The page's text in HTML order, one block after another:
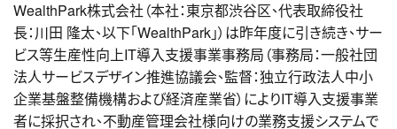
WealthPark株式会社（本社：東京都渋谷区、代表取締役社
長：川田 隆太、以下「WealthPark」）は昨年度に引き続き、サー
ビス等生産性向上IT導入支援事業事務局（事務局：一般社団
法人サービスデザイン推進協議会、監督：独立行政法人中小
企業基盤整備機構および経済産業省）によりIT導入支援事業
者に採択され、不動産管理会社様向けの業務支援システムで